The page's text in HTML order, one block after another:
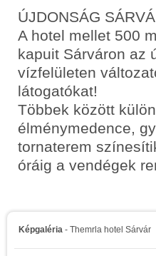
ÚJDONSÁG
A hotel mellet 500
kapuit Sárváron az
vízfelületen
látogatókat!
Többek között
élménymedence,
tornaterem
óráig a vendégek
Képgaléria - Themrla hotel Sárvár